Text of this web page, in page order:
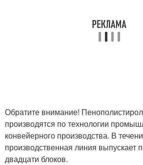
Обратите внимание!
производятся по технологии
конвейерного производства. В
производственная линия выпускает
двадцати блоков.